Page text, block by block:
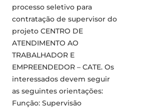
processo seletivo para
contratação de supervisor do
projeto CENTRO DE
ATENDIMENTO AO
TRABALHADOR E
EMPREENDEDOR – CATE. Os
interessados devem seguir
as seguintes orientações:
Função: Supervisão